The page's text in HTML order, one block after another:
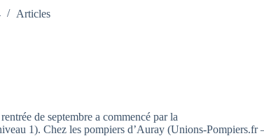
Articles
de septembre a commencé par la
1). Chez les pompiers d’Auray (Unions-Pompiers.fr